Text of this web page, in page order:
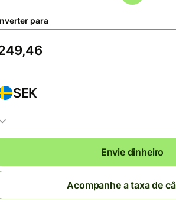
para
SEK
Envie dinheiro
Acompanhe a taxa de